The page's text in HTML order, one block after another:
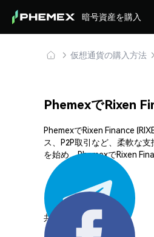
暗号資産を購入
仮想通貨の購入方法
PhemexでRixen
PhemexでRixen Finance
ス、P2P取引など、柔軟な
を始め、PhemexでRixen
共有する: